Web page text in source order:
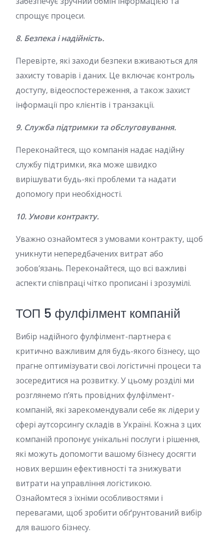
спрощує процеси.
8. Безпека і надійність.
Перевірте, які заходи безпеки вживаються для
захисту товарів і даних. Це включає контроль
доступу, відеоспостереження, а також захист
інформації про клієнтів і транзакції.
9. Служба підтримки та обслуговування.
Переконайтеся, що компанія надає надійну
службу підтримки, яка може швидко
вирішувати будь-які проблеми та надати
допомогу при необхідності.
10. Умови контракту.
Уважно ознайомтеся з умовами контракту, щоб
уникнути непередбачених витрат або
зобов’язань. Переконайтеся, що всі важливі
аспекти співпраці чітко прописані і зрозумілі.
ТОП 5 фулфілмент компаній
Вибір надійного фулфілмент-партнера є
критично важливим для будь-якого бізнесу, що
прагне оптимізувати свої логістичні процеси та
зосередитися на розвитку. У цьому розділі ми
розглянемо п’ять провідних фулфілмент-
компаній, які зарекомендували себе як лідери у
сфері аутсорсингу складів в Україні. Кожна з цих
компаній пропонує унікальні послуги і рішення,
які можуть допомогти вашому бізнесу досягти
нових вершин ефективності та знижувати
витрати на управління логістикою.
Ознайомтеся з їхніми особливостями і
перевагами, щоб зробити обґрунтований вибір
для вашого бізнесу.